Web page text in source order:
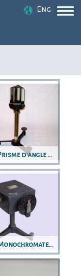
Eng
3.5. 2. Prisme d'angle variable 1
3.5. 4. Monochromateur pour ultra-violet